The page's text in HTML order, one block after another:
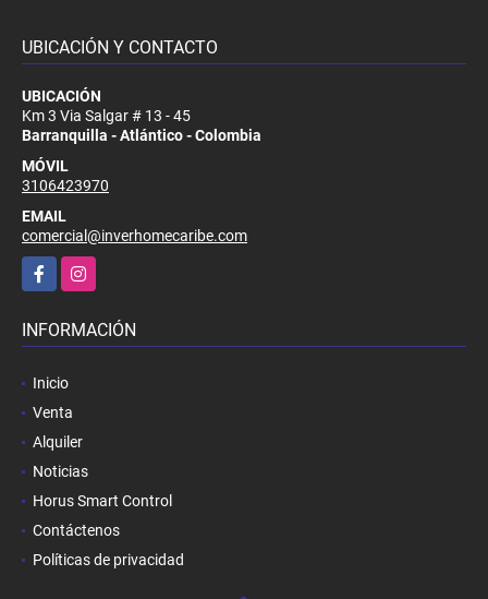
UBICACIÓN Y CONTACTO
UBICACIÓN
Km 3 Via Salgar # 13 - 45
Barranquilla - Atlántico - Colombia
MÓVIL
3106423970
EMAIL
comercial@inverhomecaribe.com
FacebookInstagram
INFORMACIÓN
Inicio
Venta
Alquiler
Noticias
Horus Smart Control
Contáctenos
Políticas de privacidad